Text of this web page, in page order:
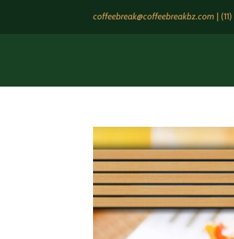
coffeebreak@coffeebreakbz.com |